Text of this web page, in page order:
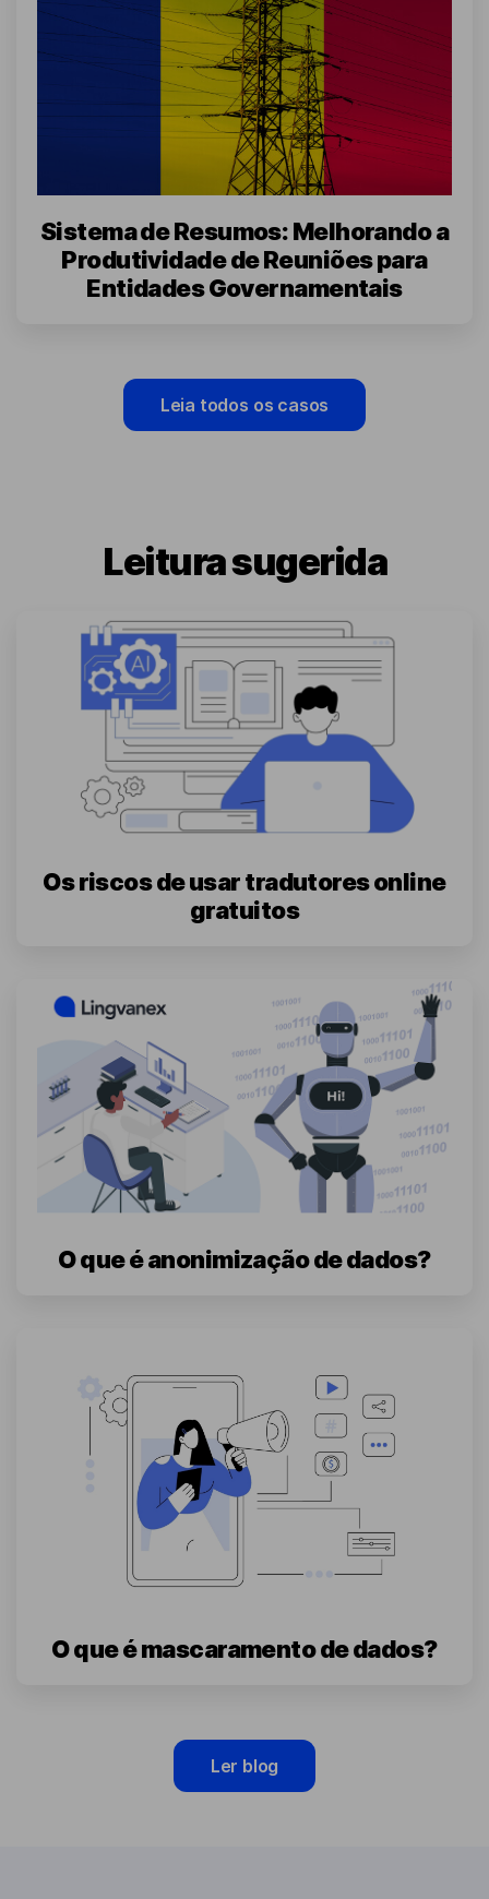
Sistema de Resumos: Melhorando a
Produtividade de Reuniões para
Entidades Governamentais
Leia todos os casos
Leitura sugerida
Os riscos de usar tradutores online
gratuitos
O que é anonimização de dados?
O que é mascaramento de dados?
Ler blog